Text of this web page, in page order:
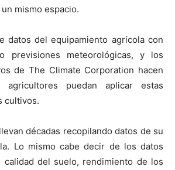
mismo espacio.
datos del equipamiento agrícola con
previsiones meteorológicas, y los
de The Climate Corporation hacen
puedan aplicar estas
cultivos.
décadas recopilando datos de su
Lo mismo cabe decir de los datos
calidad del suelo, rendimiento de los